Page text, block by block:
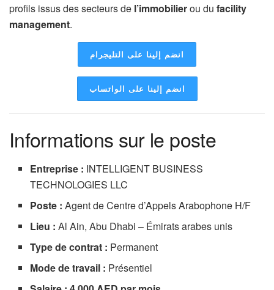
profils issus des secteurs de l’immobilierou du facility
management.
انضم إلينا على التليجرام
انضم إلينا على الواتساب
Informations sur le poste
Entreprise : INTELLIGENT BUSINESS
TECHNOLOGIES LLC
Poste : Agent de Centre d’Appels Arabophone H/F
Lieu : Al Ain, Abu Dhabi – Émirats arabes unis
Type de contrat : Permanent
Mode de travail : Présentiel